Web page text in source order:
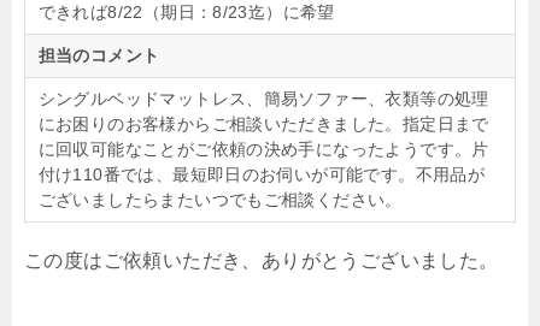
できれば8/22（期日：8/23迄）に希望
担当のコメント
シングルベッドマットレス、簡易ソファー、衣類等の処理
にお困りのお客様からご相談いただきました。指定日まで
に回収可能なことがご依頼の決め手になったようです。片
付け110番では、最短即日のお伺いが可能です。不用品が
ございましたらまたいつでもご相談ください。
この度はご依頼いただき、ありがとうございました。